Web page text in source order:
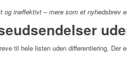
og ineffektivt – mere som et nyhedsbrev
til hele listen uden differentiering.